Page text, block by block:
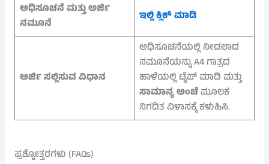
ಅಧಿಸೂಚನೆ ಮತ್ತು ಅರ್ಜಿ
ನಮೂನೆ
ಇಲ್ಲಿ ಕ್ಲಿಕ್ ಮಾಡಿ
ಅರ್ಜಿ ಸಲ್ಲಿಸುವ ವಿಧಾನ
ಅಧಿಸೂಚನೆಯಲ್ಲಿ ನೀಡಲಾದ
ನಮೂನೆಯನ್ನು A4 ಗಾತ್ರದ
ಹಾಳೆಯಲ್ಲಿ ಟೈಪ್ ಮಾಡಿ ಮತ್ತು
ಸಾಮಾನ್ಯ ಅಂಚೆಮೂಲಕ
ನಿಗದಿತ ವಿಳಾಸಕ್ಕೆ ಕಳುಹಿಸಿ.
ಪ್ರಶ್ನೋತ್ತರಗಳು (FAQs)